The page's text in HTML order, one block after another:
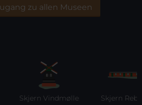
zu allen Museen
Skjern Vindmølle Skjern